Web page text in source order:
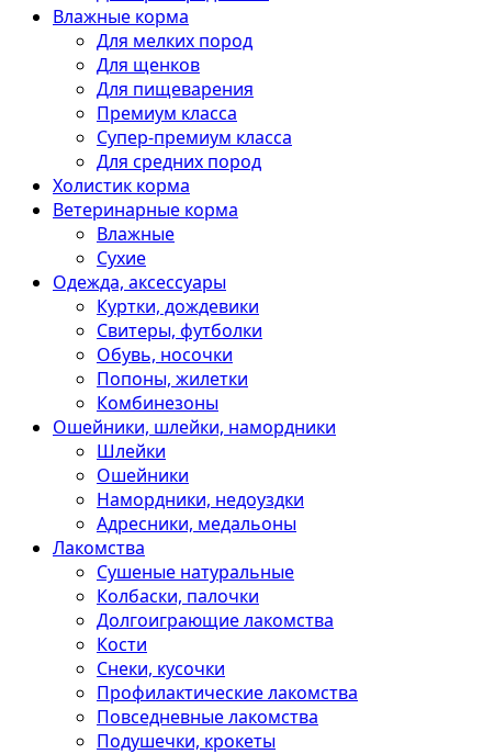
Влажные корма
Для мелких пород
Для щенков
Для пищеварения
Премиум класса
Супер-премиум класса
Для средних пород
Холистик корма
Ветеринарные корма
Влажные
Сухие
Одежда, аксессуары
Куртки, дождевики
Свитеры, футболки
Обувь, носочки
Попоны, жилетки
Комбинезоны
Ошейники, шлейки, намордники
Шлейки
Ошейники
Намордники, недоуздки
Адресники, медальоны
Лакомства
Сушеные натуральные
Колбаски, палочки
Долгоиграющие лакомства
Кости
Снеки, кусочки
Профилактические лакомства
Повседневные лакомства
Подушечки, крокеты